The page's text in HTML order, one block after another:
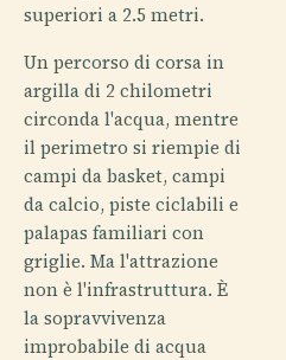
superiori a 2.5 metri.
Un percorso di corsa in
argilla di 2 chilometri
circonda l'acqua, mentre
il perimetro si riempie di
campi da basket, campi
da calcio, piste ciclabili e
palapas familiari con
griglie. Ma l'attrazione
non è l'infrastruttura. È
la sopravvivenza
improbabile di acqua